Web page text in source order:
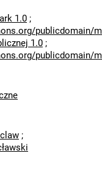
1.0 ;
publicdomain/
1.0 ;
publicdomain/
;